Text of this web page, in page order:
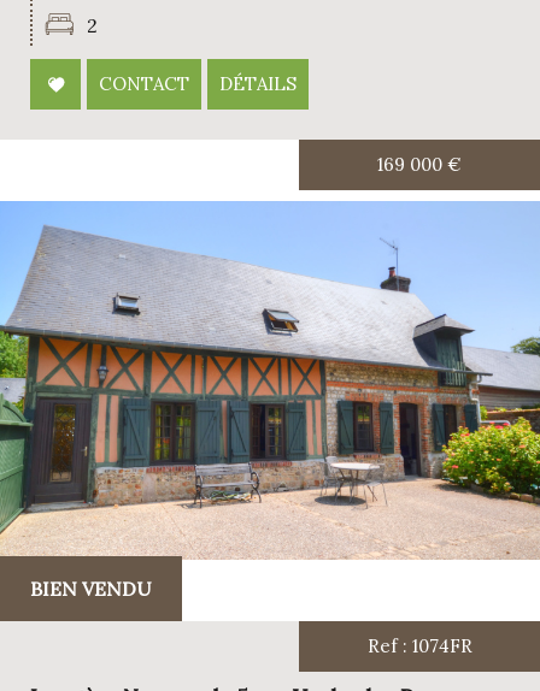
2
CONTACT DÉTAILS
BIEN VENDU
169 000 €
Ref : 1074FR